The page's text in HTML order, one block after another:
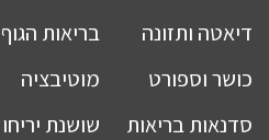
דיאטה ותזונה בריאות הגוף
כושר וספורט
מוטיבציה
סדנאות בריאות
שושנת יריחו